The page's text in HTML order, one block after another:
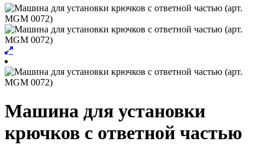
Машина для установки
крючков с ответной частью